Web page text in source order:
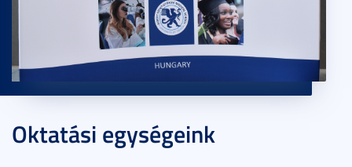
Oktatási egységeink